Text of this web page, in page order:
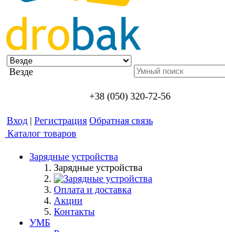
Везде
+38 (050) 320-72-56
Вход | Регистрация Обратная связь
Каталог товаров
Зарядные устройства
Зарядные устройства
Оплата и доставка
Акции
Контакты
УМБ